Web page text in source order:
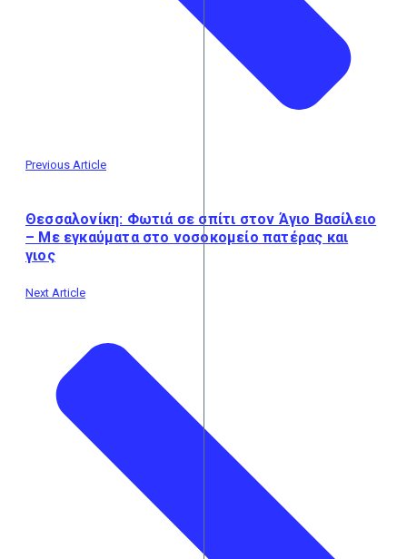
Previous Article
Θεσσαλονίκη: Φωτιά σε σπίτι στον Άγιο Βασίλειο
– Με εγκαύματα στο νοσοκομείο πατέρας και
γιος
Next Article